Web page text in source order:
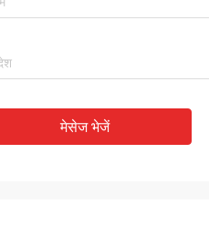
मेसेज भेजें